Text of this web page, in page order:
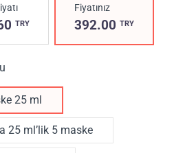
TRY
Fiyatınız
392.00 TRY
25 ml
25 ml’lik 5 maske